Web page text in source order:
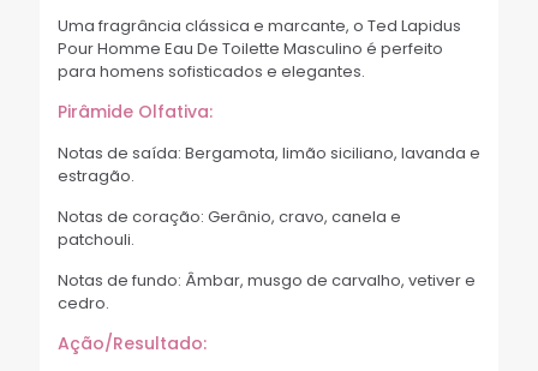
Uma fragrância clássica e marcante, o Ted Lapidus
Pour Homme Eau De Toilette Masculino é perfeito
para homens sofisticados e elegantes.
Pirâmide Olfativa:
Notas de saída: Bergamota, limão siciliano, lavanda e
estragão.
Notas de coração: Gerânio, cravo, canela e
patchouli.
Notas de fundo: Âmbar, musgo de carvalho, vetiver e
cedro.
Ação/Resultado: